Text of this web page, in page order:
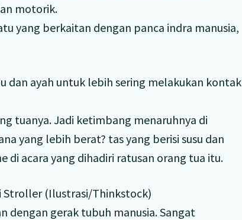
motorik.
yang berkaitan dengan panca indra manusia,
dan ayah untuk lebih sering melakukan kontak
tuanya. Jadi ketimbang menaruhnya di
yang lebih berat? tas yang berisi susu dan
di acara yang dihadiri ratusan orang tua itu.
Stroller (Ilustrasi/Thinkstock)
dengan gerak tubuh manusia. Sangat